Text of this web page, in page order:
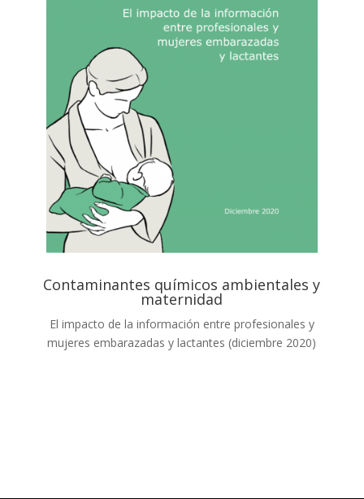
Contaminantes químicos ambientales y
maternidad
El impacto de la información entre profesionales y
mujeres embarazadas y lactantes (diciembre 2020)